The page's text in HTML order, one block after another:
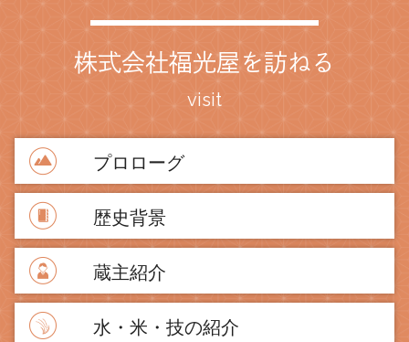
株式会社福光屋を訪ねる
visit
プロローグ
歴史背景
蔵主紹介
水・米・技の紹介